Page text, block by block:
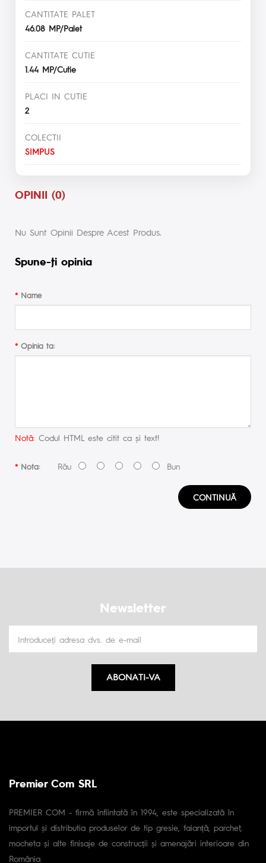
CANTITATE PALET
46.08 MP/Palet
CANTITATE CUTIE
1.44 MP/Cutie
PLACI IN CUTIE
2
COLECTII
SIMPUS
OPINII (0)
Nu Sunt Opinii Despre Acest Produs.
Spune-ţi opinia
Name
Opinia ta:
Notă: Codul HTML este citit ca şi text!
Nota:Rău Bun
CONTINUĂ
Newsletter
ABONATI-VA
Premier Com SRL
PREMIER COM - firmă înfiintată în 1994, este specializată în
importul și distributia produselor de tip gresie, faianță, parchet,
mocheta și alte finisaje de construcții și amenajări interioare din
România.